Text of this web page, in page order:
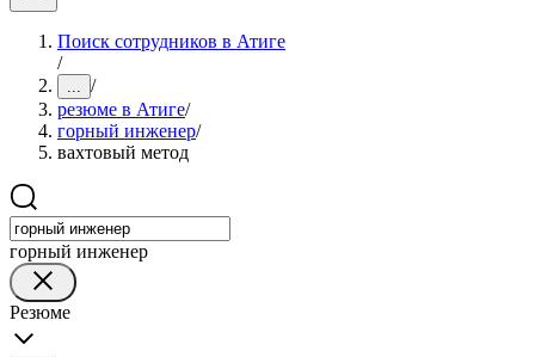
Поиск сотрудников в Атиге
/
... /
резюме в Атиге/
горный инженер/
вахтовый метод
горный инженер
Резюме